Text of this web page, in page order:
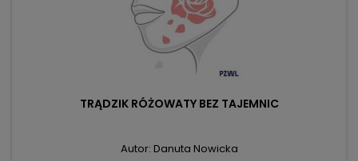
TRĄDZIK RÓŻOWATY BEZ TAJEMNIC
Autor: Danuta Nowicka